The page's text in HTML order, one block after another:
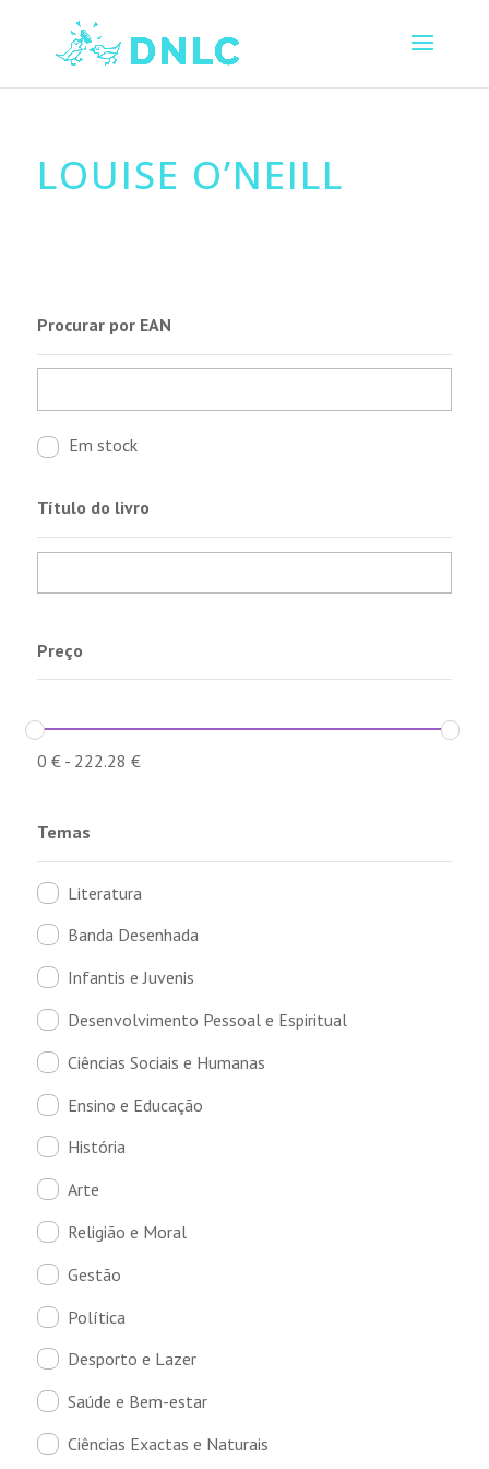
LOUISE O’NEILL
Procurar por EAN
Em stock
Título do livro
Preço
0 €- 222.28 €
Temas
Literatura
Banda Desenhada
Infantis e Juvenis
Desenvolvimento Pessoal e Espiritual
Ciências Sociais e Humanas
Ensino e Educação
História
Arte
Religião e Moral
Gestão
Política
Desporto e Lazer
Saúde e Bem-estar
Ciências Exactas e Naturais